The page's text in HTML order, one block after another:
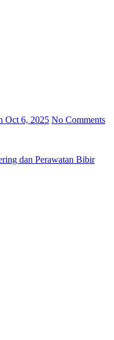
Oct 6, 2025 No Comments
dan Perawatan Bibir